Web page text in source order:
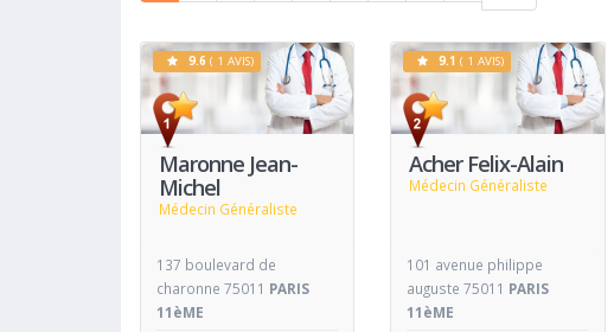
Maronne Jean-
Michel
Médecin Généraliste
Voir
9.6 ( 1 AVIS)
137 boulevard de
charonne 75011 PARIS
11èME
Acher Felix-Alain
Médecin Généraliste
Voir
Fiche
9.1( 1 AVIS)
101 avenue philippe
auguste 75011 PARIS
11èME
Fiche